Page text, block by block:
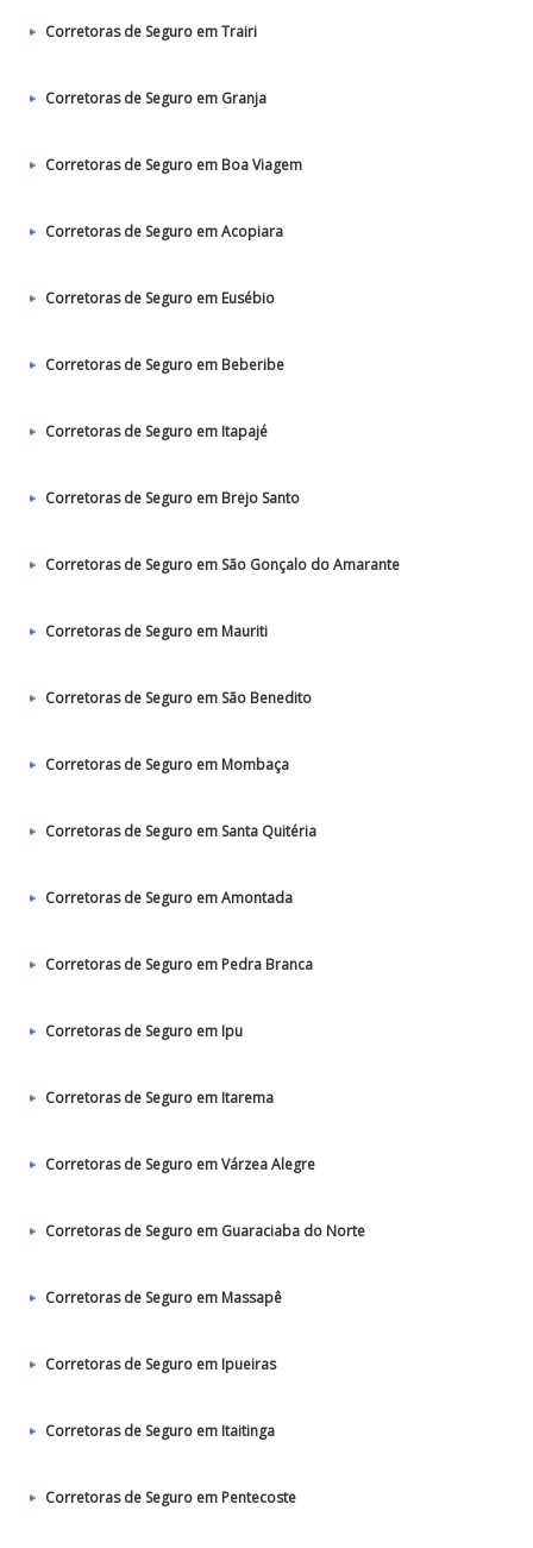
Corretoras de Seguro em Trairi
Corretoras de Seguro em Granja
Corretoras de Seguro em Boa Viagem
Corretoras de Seguro em Acopiara
Corretoras de Seguro em Eusébio
Corretoras de Seguro em Beberibe
Corretoras de Seguro em Itapajé
Corretoras de Seguro em Brejo Santo
Corretoras de Seguro em São Gonçalo do Amarante
Corretoras de Seguro em Mauriti
Corretoras de Seguro em São Benedito
Corretoras de Seguro em Mombaça
Corretoras de Seguro em Santa Quitéria
Corretoras de Seguro em Amontada
Corretoras de Seguro em Pedra Branca
Corretoras de Seguro em Ipu
Corretoras de Seguro em Itarema
Corretoras de Seguro em Várzea Alegre
Corretoras de Seguro em Guaraciaba do Norte
Corretoras de Seguro em Massapê
Corretoras de Seguro em Ipueiras
Corretoras de Seguro em Itaitinga
Corretoras de Seguro em Pentecoste